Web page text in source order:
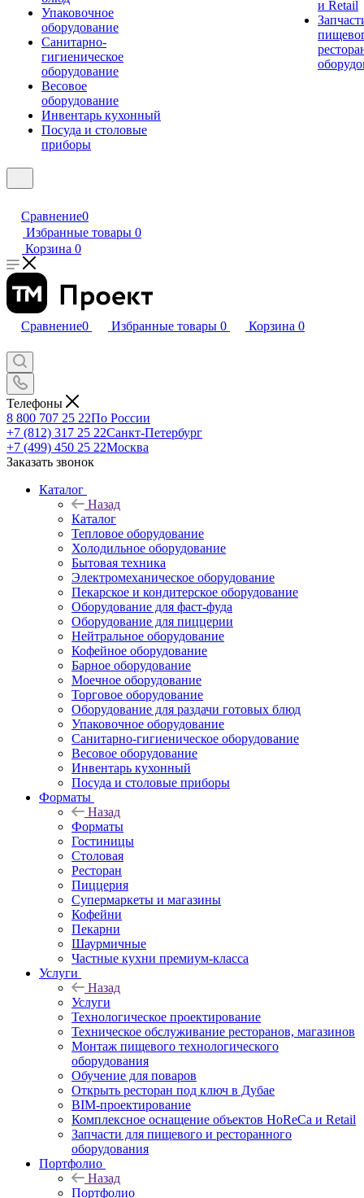
Упаковочное
оборудование
Санитарно-
гигиеническое
оборудование
Весовое
оборудование
Инвентарь кухонный
Посуда и столовые
приборы
и Retail
Сравнение0
Избранные товары 0
Корзина 0
Сравнение0 Избранные товары 0 Корзина 0
Телефоны
8 800 707 25 22По России
+7 (812) 317 25 22Санкт-Петербург
+7 (499) 450 25 22Москва
Заказать звонок
Каталог
Назад
Каталог
Тепловое оборудование
Холодильное оборудование
Бытовая техника
Электромеханическое оборудование
Пекарское и кондитерское оборудование
Оборудование для фаст-фуда
Оборудование для пиццерии
Нейтральное оборудование
Кофейное оборудование
Барное оборудование
Моечное оборудование
Торговое оборудование
Оборудование для раздачи готовых блюд
Упаковочное оборудование
Санитарно-гигиеническое оборудование
Весовое оборудование
Инвентарь кухонный
Посуда и столовые приборы
Форматы
Назад
Форматы
Гостиницы
Столовая
Ресторан
Пиццерия
Супермаркеты и магазины
Кофейни
Пекарни
Шаурмичные
Частные кухни премиум-класса
Услуги
Назад
Услуги
Технологическое проектирование
Техническое обслуживание ресторанов, магазинов
Монтаж пищевого технологического
оборудования
Обучение для поваров
Открыть ресторан под ключ в Дубае
BIM-проектирование
Комплексное оснащение объектов HoReCa и Retail
Запчасти для пищевого и ресторанного
оборудования
Портфолио
Назад
Портфолио